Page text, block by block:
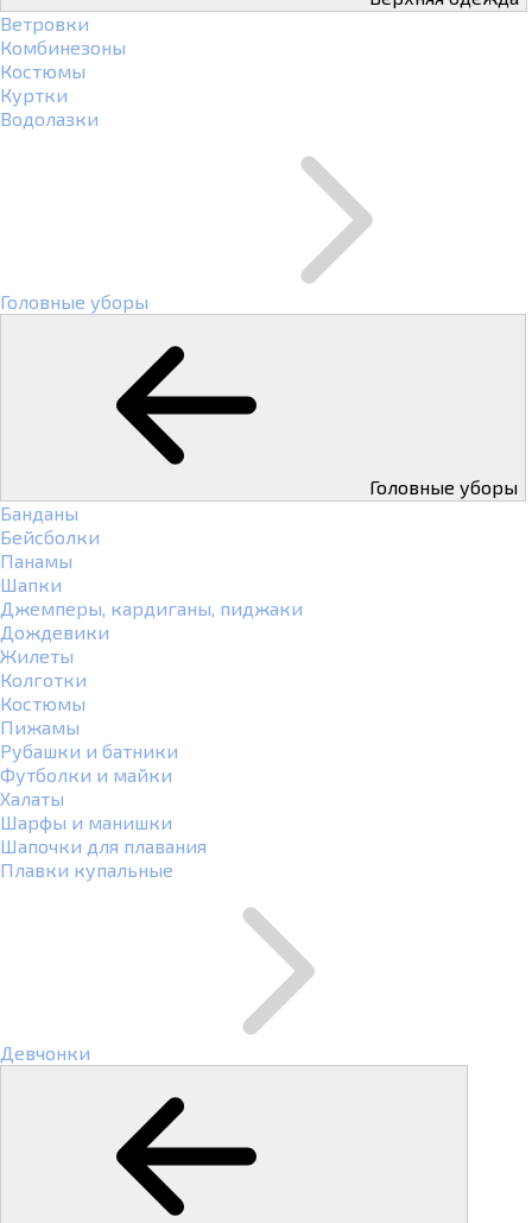
Ветровки
Комбинезоны
Костюмы
Куртки
Водолазки
Головные уборы
Головные уборы
Банданы
Бейсболки
Панамы
Шапки
Джемперы, кардиганы, пиджаки
Дождевики
Жилеты
Колготки
Костюмы
Пижамы
Рубашки и батники
Футболки и майки
Халаты
Шарфы и манишки
Шапочки для плавания
Плавки купальные
Девчонки